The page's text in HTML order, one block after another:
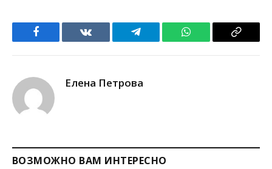
Facebook VKontakteTelegram WhatsApp Copy
Елена Петрова
ВОЗМОЖНО ВАМ ИНТЕРЕСНО